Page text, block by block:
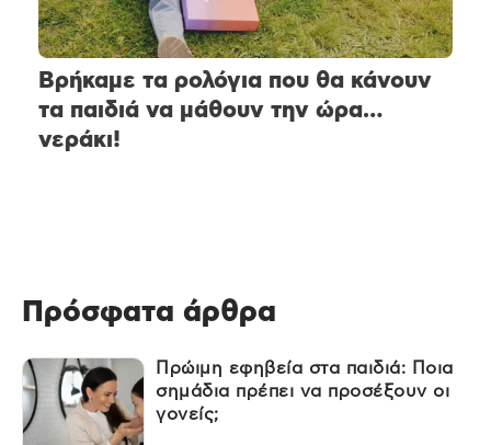
Βρήκαμε τα ρολόγια που θα κάνουν
τα παιδιά να μάθουν την ώρα…
νεράκι!
Πρόσφατα άρθρα
Πρώιμη εφηβεία στα παιδιά: Ποια
σημάδια πρέπει να προσέξουν οι
γονείς;